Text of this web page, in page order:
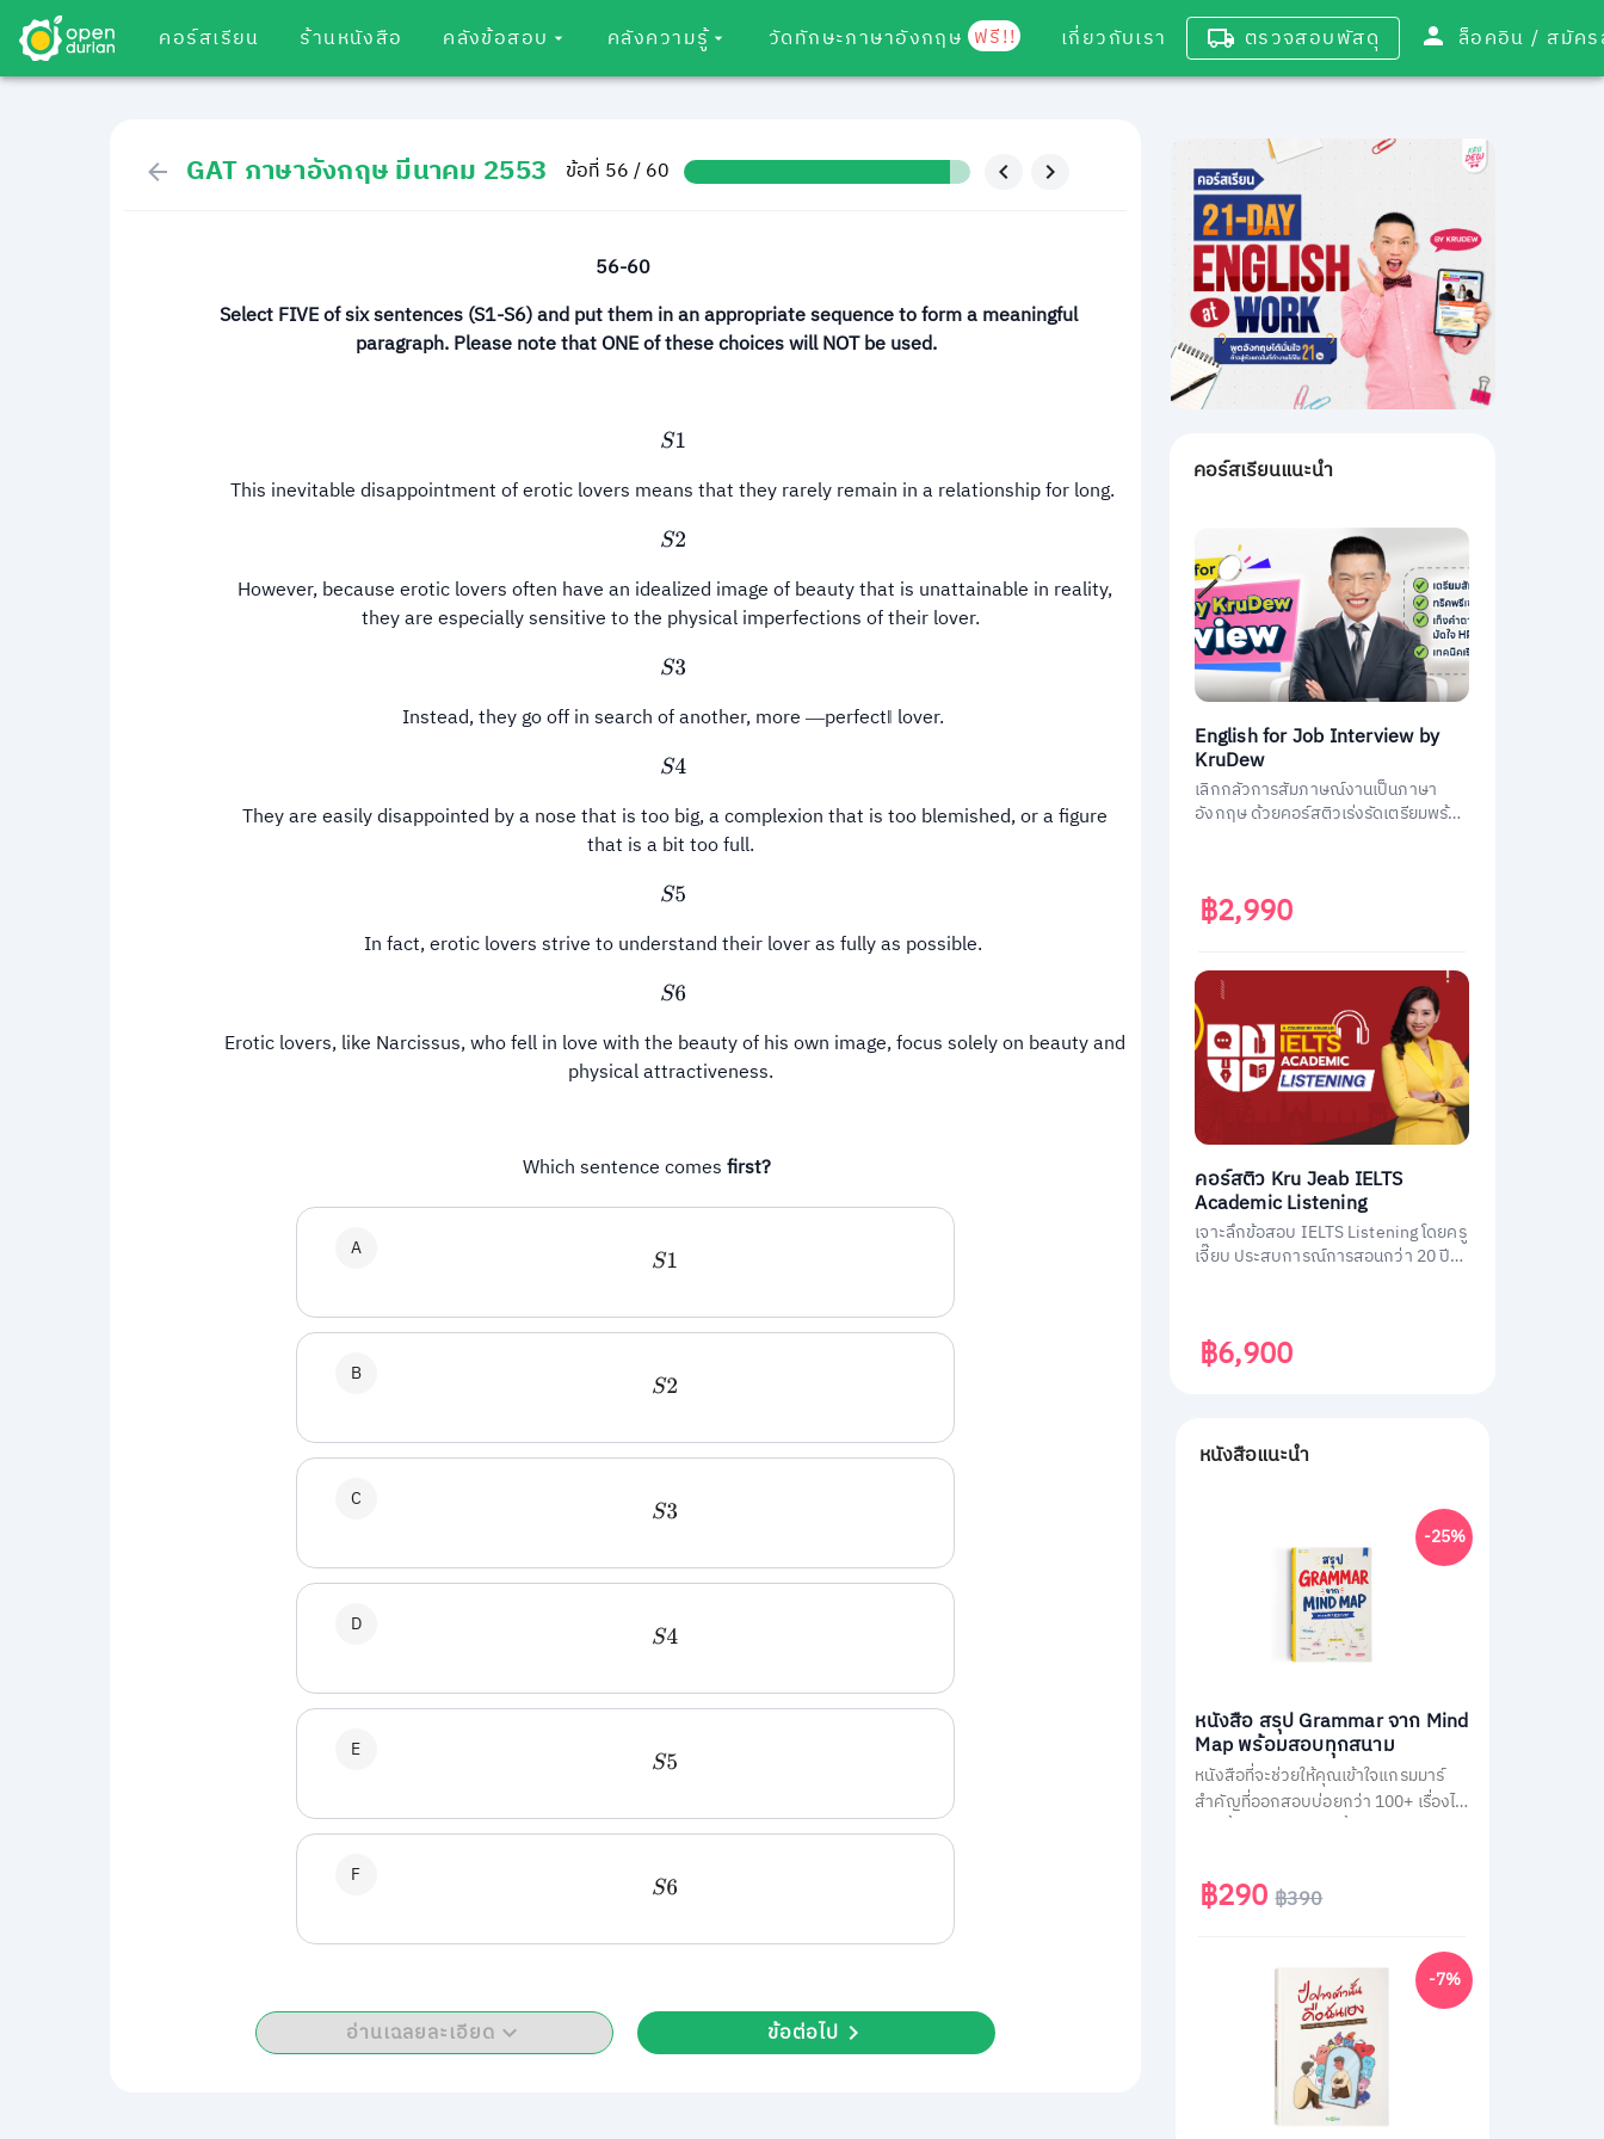
คอร์สเรียน ร้านหนังสือ คลังข้อสอบ คลังความรู้ วัดทักษะภาษาอังกฤษ ฟรี!! เกี่ยวกับเรา ตรวจสอบพัสดุ ล็อคอิน /
GAT ภาษาอังกฤษ มีนาคม 2553 ข้อที่ 56 / 60
56-60
Select FIVE of six sentences (S1-S6) and put them in an appropriate sequence to form a meaningful
paragraph. Please note that ONE of these choices will NOT be used.
S1
This inevitable disappointment of erotic lovers means that they rarely remain in a relationship for long.
S2
However, because erotic lovers often have an idealized image of beauty that is unattainable in reality,
they are especially sensitive to the physical imperfections of their lover.
S3
Instead, they go off in search of another, more ―perfect‖ lover.
S4
They are easily disappointed by a nose that is too big, a complexion that is too blemished, or a figure
that is a bit too full.
S5
In fact, erotic lovers strive to understand their lover as fully as possible.
S6
Erotic lovers, like Narcissus, who fell in love with the beauty of his own image, focus solely on beauty and
physical attractiveness.
Which sentence comesfirst?
A S1
B S2
C S3
D S4
E S5
F S6
อ่านเฉลยละเอียด ข้อต่อไป
คอร์สเรียนแนะนำ
English for Job Interview by
KruDew
เลิกกลัวการสัมภาษณ์งานเป็นภาษา
อังกฤษ ด้วยคอร์สติวเร่งรัดเตรียมพร้อม
฿2,990
คอร์สติว Kru Jeab IELTS
Academic Listening
เจาะลึกข้อสอบ IELTS Listening โดยครู
เจี๊ยบ ประสบการณ์การสอนกว่า 20 ปี
฿6,900
หนังสือแนะนำ
หนังสือ สรุป Grammar จาก Mind
Map พร้อมสอบทุกสนาม
หนังสือที่จะช่วยให้คุณเข้าใจแกรมมาร์
สำคัญที่ออกสอบบ่อยกว่า 100+ เรื่องได้
ที่มาพร้อมกับการคัดกรองเนื้อหาแยก
ตามสนามสอบ และแบบฝึกหัดทบทวน
-25%
฿290฿390
-7%